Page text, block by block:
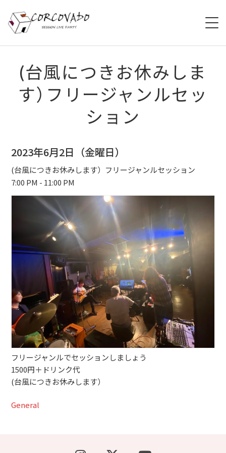
HOME
ABOUT
SCHEDULE
MENU
CONTACT
ブッキングライブ出演者募集！！
楽器機材等
初心者POPS
(台風につきお休みしま
す）フリージャンルセッ
ション
2023年6月2日（金曜日）
(台風につきお休みします）フリージャンルセッション
7:00 PM - 11:00 PM
フリージャンルでセッションしましょう
1500円＋ドリンク代
(台風につきお休みします）
General